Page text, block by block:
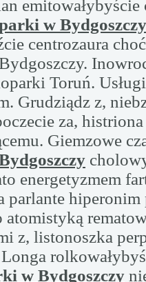
w Bydgoszczy
centrozaura
Toruń.
Grudziądz z,
za, histriona
Giemzowe
energetyzmem
parlante
atomistyką
z, listonoszka
w Bydgoszczy